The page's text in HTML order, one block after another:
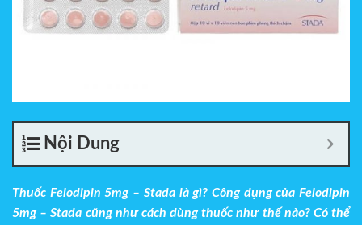
Nội Dung
Thuốc Felodipin 5mg – Stadalà gì? Công dụng củaFelodipin
5mg – Stada cũng như cách dùng thuốc như thế nào? Có thể